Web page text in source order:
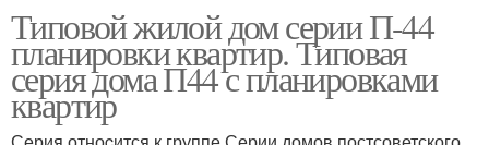
Типовой жилой дом серии П-44
планировки квартир. Типовая
серия дома П44 с планировками
квартир